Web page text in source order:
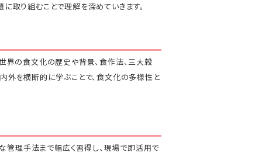
取り組むことで理解を深めていきます。
界の食文化の歴史や背景、食作法、三大穀
外を横断的に学ぶことで、食文化の多様性と
管理手法まで幅広く習得し、現場で即活用で